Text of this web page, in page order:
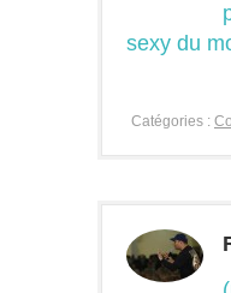
sexy du
Catégories :